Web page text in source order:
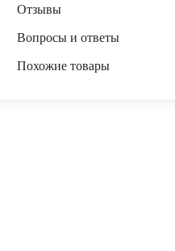
Отзывы
Вопросы и ответы
Похожие товары